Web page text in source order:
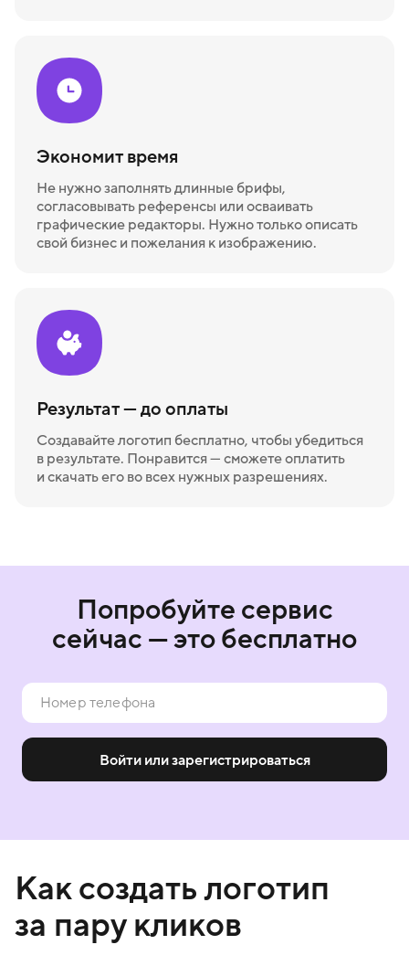
Экономит время
Не нужно заполнять длинные брифы,
согласовывать референсы или осваивать
графические редакторы. Нужно только описать
свой бизнес и пожелания к изображению.
Результат — до оплаты
Создавайте логотип бесплатно, чтобы убедиться
в результате. Понравится — сможете оплатить
и скачать его во всех нужных разрешениях.
Попробуйте сервис
сейчас — это бесплатно
Войти или зарегистрироваться
Как создать логотип
за пару кликов